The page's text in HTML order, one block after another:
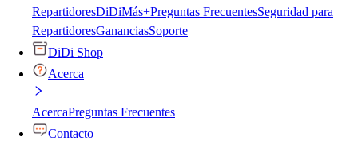
RepartidoresDiDiMás+Preguntas FrecuentesSeguridad para
RepartidoresGananciasSoporte
DiDi Shop
Acerca
AcercaPreguntas Frecuentes
Contacto